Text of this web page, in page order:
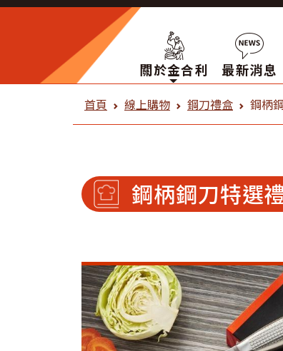
關於金合利 最新消息
金合利鋼刀 線上購物
首頁 線上購物 鋼刀禮盒 鋼柄
鋼柄鋼刀特選